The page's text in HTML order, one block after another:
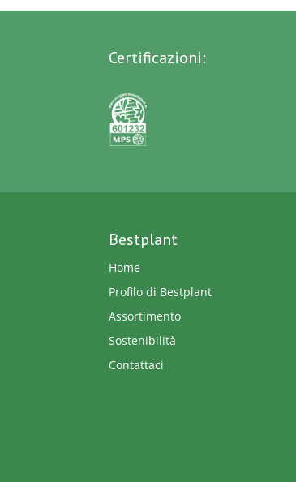
Certificazioni:
Bestplant
Home
Profilo di Bestplant
Assortimento
Sostenibilità
Contattaci